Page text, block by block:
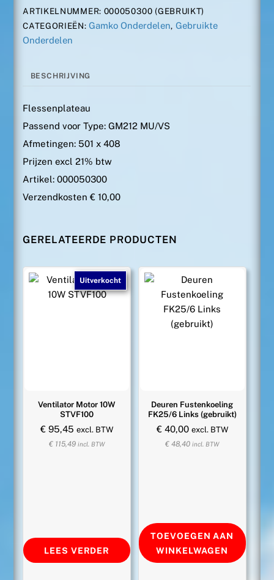
(Gebruikt)
aantal
ARTIKELNUMMER: 000050300 (GEBRUIKT)
CATEGORIEËN:Gamko Onderdelen, Gebruikte
Onderdelen
BESCHRIJVING
Flessenplateau
Passend voor Type: GM212 MU/VS
Afmetingen: 501 x 408
Prijzen excl 21% btw
Artikel: 000050300
Verzendkosten € 10,00
GERELATEERDE PRODUCTEN
Uitverkocht
Ventilator Motor 10W
STVF100
€ 95,45 excl. BTW
€ 115,49 incl. BTW
LEES VERDER
Deuren Fustenkoeling
FK25/6 Links (gebruikt)
€40,00 excl. BTW
€ 48,40 incl. BTW
TOEVOEGEN AAN
WINKELWAGEN